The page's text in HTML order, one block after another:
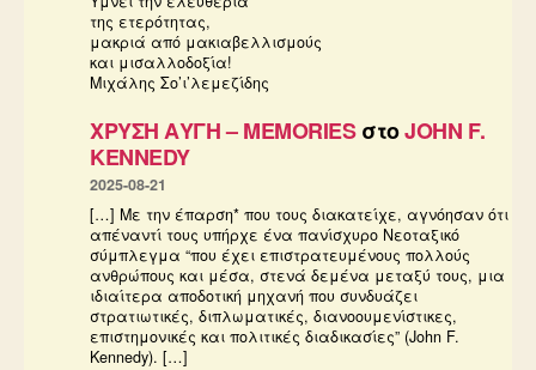
της ετερότητας,
μακριά από μακιαβελλισμούς
και μισαλλοδοξία!
Μιχάλης Σο’ι’λεμεζίδης
ΧΡΥΣΗ ΑΥΓΗ – MEMORIESστοJOHN F.
KENNEDY
2025-08-21
[…] Με την έπαρση* που τους διακατείχε, αγνόησαν ότι
απέναντί τους υπήρχε ένα πανίσχυρο Νεοταξικό
σύμπλεγμα “που έχει επιστρατευμένους πολλούς
ανθρώπους και μέσα, στενά δεμένα μεταξύ τους, μια
ιδιαίτερα αποδοτική μηχανή που συνδυάζει
στρατιωτικές, διπλωματικές, διανοουμενίστικες,
επιστημονικές και πολιτικές διαδικασίες” (John F.
Kennedy). […]